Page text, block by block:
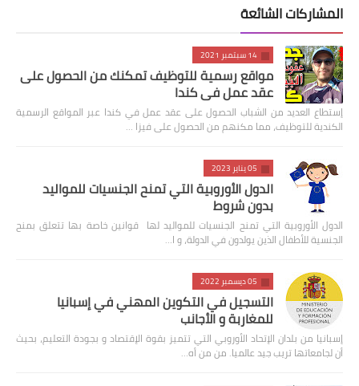
المشاركات الشائعة
14 سبتمبر 2021
مواقع رسمية للتوظيف تمكنك من الحصول على
عقد عمل في كندا
إستطاع العديد من الشباب الحصول على عقد عمل في كندا عبر المواقع الرسمية
الكندية للتوظيف، مما مكنهم من الحصول على فيزا …
05 يناير 2023
الدول الأوروبية التي تمنح الجنسيات للمواليد
بدون شروط
الدول الأوروبية التي تمنح الجنسيات للمواليد لها قوانين خاصة بها تتعلق بمنح
الجنسية للأطفال الذين يولدون في الدولة، و ا…
05 ديسمبر 2022
التسجيل في التكوين المهني في إسبانيا
للمغاربة و الأجانب
إسبانيا من بلدان الإتحاد الأوروبي التي تتميز بقوة الإقتصاد و بجودة التعليم، بحيث
أن لجامعاتها تريب جيد عالميا. من من أه…